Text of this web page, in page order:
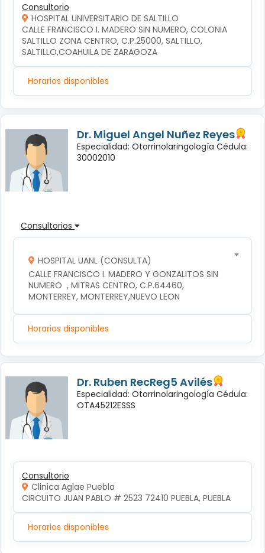
Consultorio
HOSPITAL UNIVERSITARIO DE SALTILLO
CALLE FRANCISCO I. MADERO SIN NUMERO, COLONIA
SALTILLO ZONA CENTRO, C.P.25000, SALTILLO,
SALTILLO,COAHUILA DE ZARAGOZA
Horarios disponibles
Dr. Miguel Angel Nuñez Reyes
Especialidad: Otorrinolaringología Cédula:
30002010
Consultorios
HOSPITAL UANL (CONSULTA)
CALLE FRANCISCO I. MADERO Y GONZALITOS SIN
NUMERO  , MITRAS CENTRO, C.P.64460,
MONTERREY, MONTERREY,NUEVO LEON
Horarios disponibles
Dr. Ruben RecReg5 Avilés
Especialidad: Otorrinolaringología Cédula:
OTA45212ESSS
Consultorio
Clinica Aglae Puebla
CIRCUITO JUAN PABLO # 2523 72410 PUEBLA, PUEBLA
Horarios disponibles